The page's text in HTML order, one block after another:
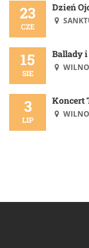
23
CZE
Dzień
15
SIE
Ballady
WILNO
3
LIP
Koncert
WILNO